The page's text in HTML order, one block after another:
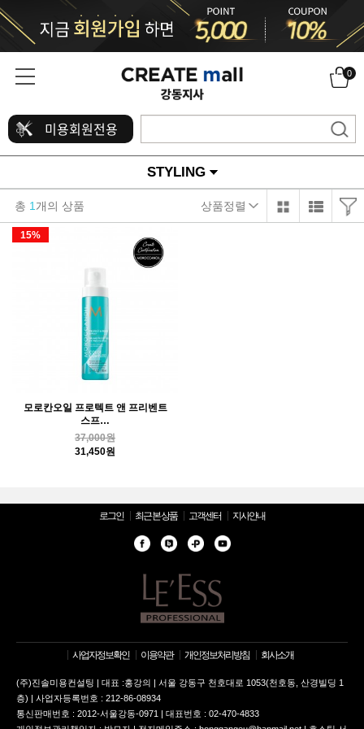
0
미용회원전용
STYLING
총 1개의 상품 상품정렬
모로칸오일 프로텍트 앤 프리벤트
스프…
15%
37,000원
31,450원
로그인 최근 본 상품 고객센터 지사안내
사업자정보확인 이용약관 개인정보처리방침 회사소개
(주)진솔미용컨설팅 | 대표 :홍강의 | 서울 강동구 천호대로 1053(천호동, 산경빌딩 1
층) | 사업자등록번호 : 212-86-08934
통신판매번호 : 2012-서울강동-0971 | 대표번호 : 02-470-4833